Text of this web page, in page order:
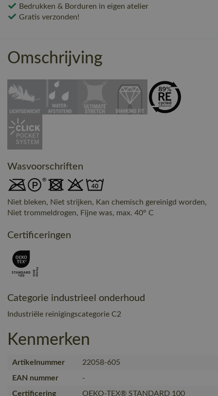
Bedrukken & Borduren in eigen atelier
Gratis verzonden!
Omschrijving
Wasvoorschriften
Niet bleken, Niet strijken, Kan chemisch gereinigd worden,
Niet trommeldrogen, Fijne was, max. 40° C
Certificeringen
Categorie industrieel onderhoud
Industriële reinigingscategorie C2
Kenmerken
Artikelnummer
22058-605
EAN nummer
-
Certificering
OEKO-TEX® STANDARD 100